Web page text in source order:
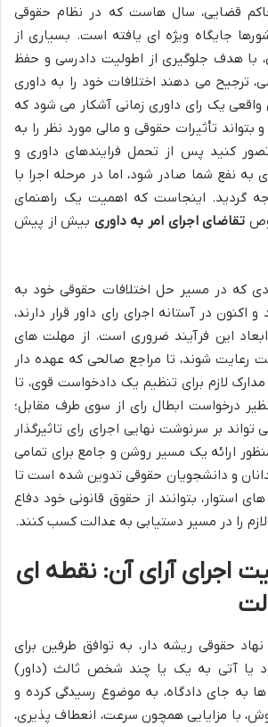
قضایی، سال هاست که در نظام حقوقی
جایگاه ویژه ای یافته است. بسیاری از
با هدف جلوگیری از اطولیت دادرسی و حفظ
ترجیح می دهند اختلافات خود را به داوری
واقعی یک رای داوری زمانی آشکار می شود که
بتواند تأثیرات حقوقی و مالی مورد نظر را به
کنید پس از تحمل فرایندهای داوری و
به نفع شما صادر شود، اما در مرحله اجرا با
گردید. اینجاست که اهمیت یک راهنمای
تقاضای اجرای امر به داوری بیش از پیش
که در مسیر حل اختلافات حقوقی خود به
و اکنون در آستانه اجرای رای داور قرار دارند،
این فرآیند ضروری است. از مهلت های
رعایت شوند، تا مراجع صالحی که عهده دار
لازم برای تنظیم یک دادخواست قوی، تا
درخواست ابطال رای از سوی طرف مقابل؛
تواند بر سرنوشت نهایی اجرای رای تاثیرگذار
ارائه یک مسیر روشن و جامع برای تمامی
و دانشجویان حقوقی تدوین شده است تا
استوار، بتوانند از حقوق قانونی خود دفاع
را در مسیر دستیابی به عدالت کسب کنند.
اجرای آرای آن: نقطه ای
حقوقی ریشه دار، به توافق طرفین برای
یا آتی به یک یا چند شخص ثالث (داور)
به جای دادگاه، به موضوع رسیدگی کرده و
با مزایایی همچون سرعت، انعطاف پذیری،